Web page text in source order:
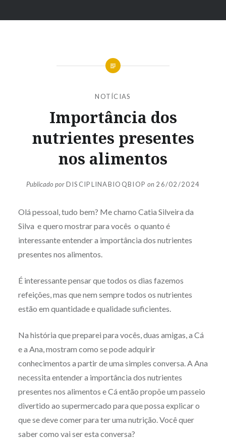
para
NOTÍCIAS
Importância dos
nutrientes presentes
nos alimentos
Publicado porDISCIPLINABIOQBIOP on 26/02/2024
Olá pessoal, tudo bem? Me chamo Catia Silveira da
Silva e quero mostrar para vocês o quanto é
interessante entender a importância dos nutrientes
presentes nos alimentos.
É interessante pensar que todos os dias fazemos
refeições, mas que nem sempre todos os nutrientes
estão em quantidade e qualidade suficientes.
Na história que preparei para vocês, duas amigas, a Cá
e a Ana, mostram como se pode adquirir
conhecimentos a partir de uma simples conversa. A Ana
necessita entender a importância dos nutrientes
presentes nos alimentos e Cá então propõe um passeio
divertido ao supermercado para que possa explicar o
que se deve comer para ter uma nutrição. Você quer
saber como vai ser esta conversa?